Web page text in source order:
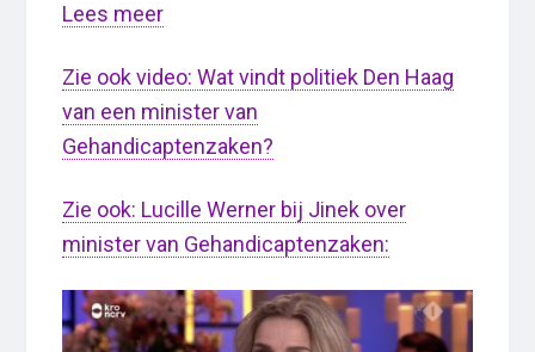
Lees meer
Zie ook video: Wat vindt politiek Den Haag
van een minister van
Gehandicaptenzaken?
Zie ook: Lucille Werner bij Jinek over
minister van Gehandicaptenzaken: